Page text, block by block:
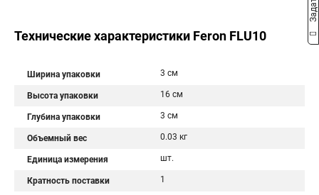
Технические характеристики Feron FLU10
Ширина упаковки 3 см
Высота упаковки 16 см
Глубина упаковки 3 см
Объемный вес 0.03 кг
Единица измерения шт.
Кратность поставки 1